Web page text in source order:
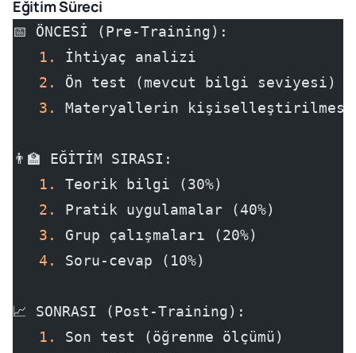
Eğitim Süreci
📅 ÖNCESİ (Pre-Training):
   1.
İhtiyaç analizi
   2.
Ön test (mevcut bilgi seviyesi)
   3.
Materyallerin kişiselleştirilmesi
👨‍🏫 EĞİTİM SIRASI:
   1.
Teorik bilgi (30%)
   2.
Pratik uygulamalar (40%)
   3.
Grup çalışmaları (20%)
   4.
Soru-cevap (10%)
📈 SONRASI (Post-Training):
   1.
Son test (öğrenme ölçümü)